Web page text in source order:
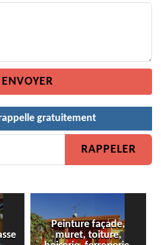
gratuitement
Peinture de clôture 64